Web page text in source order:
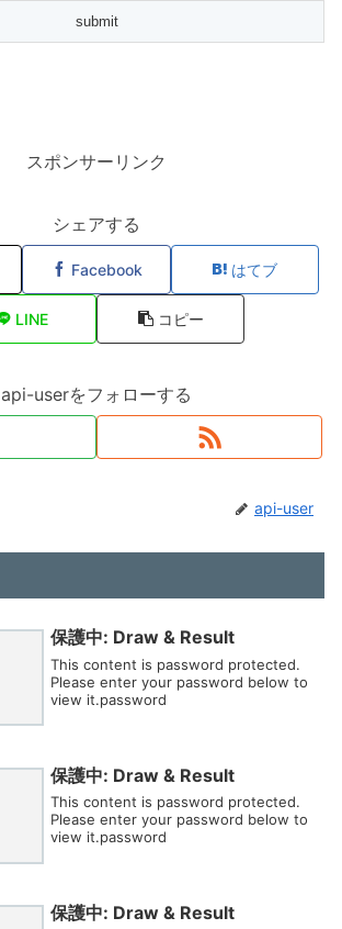
スポンサーリンク
シェアする
Facebook はてブ
LINE コピー
api-userをフォローする
api-user
保護中: Draw & Result
This content is password protected.
Please enter your password below to
view it.password
保護中: Draw & Result
This content is password protected.
Please enter your password below to
view it.password
保護中: Draw & Result